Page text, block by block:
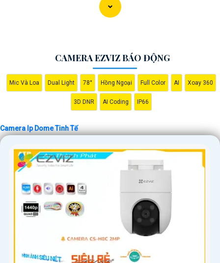
'
CAMERA EZVIZ BÁO ĐỘNG
Mic Và Loa Dual Light 78° Hồng Ngoại Full Color AI Xoay 360
3D DNR AI Coding IP66
Camera Ip Dome Tinh Tế